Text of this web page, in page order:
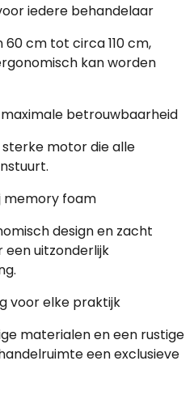
iedere behandelaar
60 cm tot circa 110 cm,
kan worden
betrouwbaarheid
motor die alle
memory foam
design en zacht
uitzonderlijk
voor elke praktijk
materialen en een rustige
een exclusieve